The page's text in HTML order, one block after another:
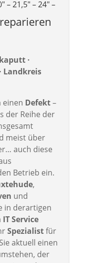
21,5″ – 24″ –
kaputt ·
Landkreis
Defekt–
der Reihe der
meist über
auch diese
Betrieb ein.
,
und
in derartigen
IT Service
Spezialistfür
aktuell einen
der